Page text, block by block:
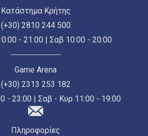
Κατάστημα Κρήτης
(+30) 2810 244 500
- 21:00 | Σαβ 10:00 - 20:00
Game Arena
(+30) 2313 253 182
- 23:00 | Σαβ - Κυρ 11:00 - 19:00
Πληροφορίες